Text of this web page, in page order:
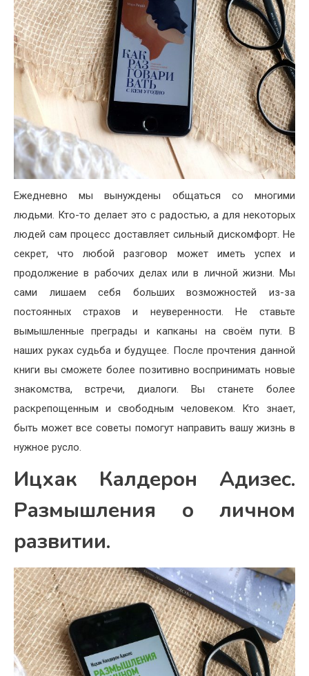
Ежедневно мы вынуждены общаться со многими
людьми. Кто-то делает это с радостью, а для некоторых
людей сам процесс доставляет сильный дискомфорт. Не
секрет, что любой разговор может иметь успех и
продолжение в рабочих делах или в личной жизни. Мы
сами лишаем себя больших возможностей из-за
постоянных страхов и неуверенности. Не ставьте
вымышленные преграды и капканы на своём пути. В
наших руках судьба и будущее. После прочтения данной
книги вы сможете более позитивно воспринимать новые
знакомства, встречи, диалоги. Вы станете более
раскрепощенным и свободным человеком. Кто знает,
быть может все советы помогут направить вашу жизнь в
нужное русло.
Ицхак Калдерон Адизес.
Размышления о личном
развитии.